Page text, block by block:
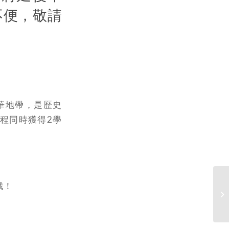
，敬請
地帶，是歷史
同時獲得2學